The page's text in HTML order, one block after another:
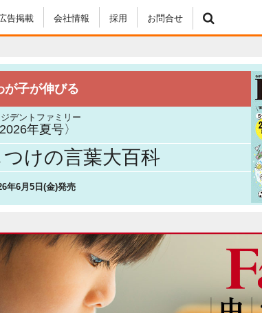
告掲載 会社情報 採用 お問合せ
が子が伸びる
デントファミリー
2026年夏号〉
けの言葉大百科
年6月5日(金)発売